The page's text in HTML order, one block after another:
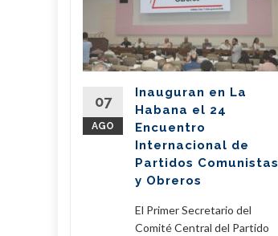
07
AGO
Inauguran en La
Habana el 24
Encuentro
Internacional de
Partidos Comunistas
y Obreros
El Primer Secretario del
Comité Central del Partido